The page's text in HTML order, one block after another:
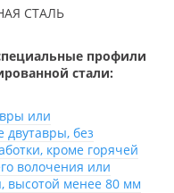
СТАЛЬ
профили
стали:
или
без
кроме горячей
волочения или
высотой менее 80 мм